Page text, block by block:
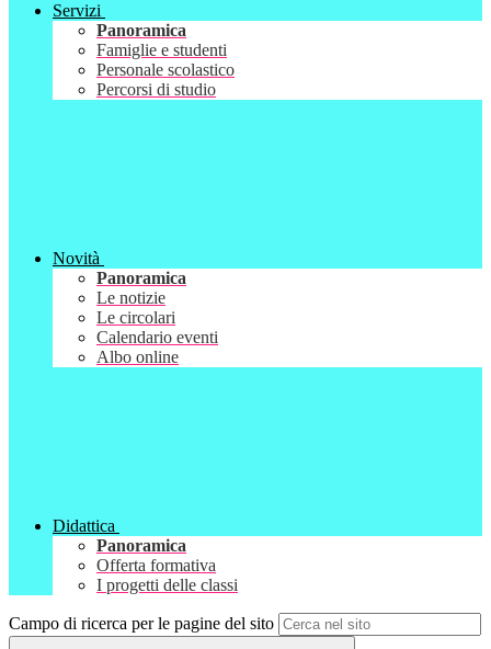
Servizi
Panoramica
Famiglie e studenti
Personale scolastico
Percorsi di studio
Novità
Panoramica
Le notizie
Le circolari
Calendario eventi
Albo online
Didattica
Panoramica
Offerta formativa
I progetti delle classi
Campo di ricerca per le pagine del sito